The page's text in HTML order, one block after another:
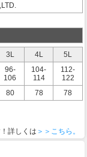
3L 4L
5L
96-
106
104-
114
112-
122
80 78
78
詳しくは ＞＞こちら。